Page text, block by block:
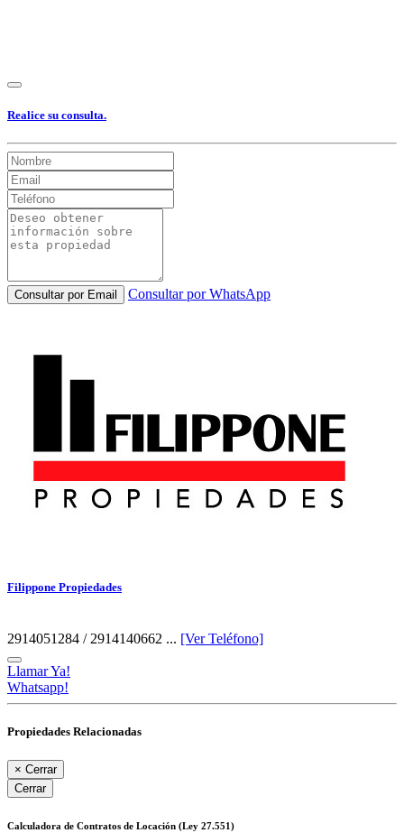
Realice su consulta.
Consultar por Email Consultar por WhatsApp
Filippone Propiedades
2914051284 / 2914140662 ... [Ver Teléfono]
Llamar Ya!
Whatsapp!
Propiedades Relacionadas
× Cerrar
Cerrar
Calculadora de Contratos de Locación (Ley 27.551)